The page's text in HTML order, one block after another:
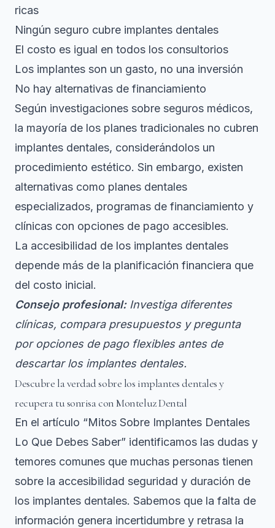
ricas
Ningún seguro cubre implantes dentales
El costo es igual en todos los consultorios
Los implantes son un gasto, no una inversión
No hay alternativas de financiamiento
Según investigaciones sobre seguros médicos,
la mayoría de los planes tradicionales no cubren
implantes dentales, considerándolos un
procedimiento estético. Sin embargo, existen
alternativas como planes dentales
especializados, programas de financiamiento y
clínicas con opciones de pago accesibles.
La accesibilidad de los implantes dentales
depende más de la planificación financiera que
del costo inicial.
Consejo profesional: Investiga diferentes
clínicas, compara presupuestos y pregunta
por opciones de pago flexibles antes de
descartar los implantes dentales.
Descubre la verdad sobre los implantes dentales y
recupera tu sonrisa con Monteluz Dental
En el artículo “Mitos Sobre Implantes Dentales
Lo Que Debes Saber” identificamos las dudas y
temores comunes que muchas personas tienen
sobre la accesibilidad seguridad y duración de
los implantes dentales. Sabemos que la falta de
información genera incertidumbre y retrasa la